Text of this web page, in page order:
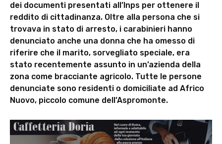
dei documenti presentati all’Inps per ottenere il
reddito di cittadinanza. Oltre alla persona che si
trovava in stato di arresto, i carabinieri hanno
denunciato anche una donna che ha omesso di
riferire che il marito, sorvegliato speciale, era
stato recentemente assunto in un’azienda della
zona come bracciante agricolo. Tutte le persone
denunciate sono residenti o domiciliate ad Africo
Nuovo, piccolo comune dell’Aspromonte.